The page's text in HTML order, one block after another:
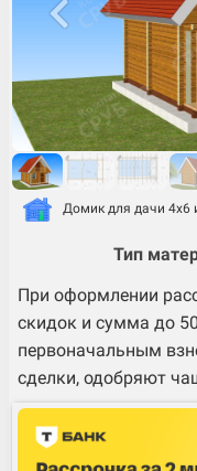
Домик для дачи 4х6
Тип
При оформлении
скидок и сумма до
первоначальным
сделки, одобряют